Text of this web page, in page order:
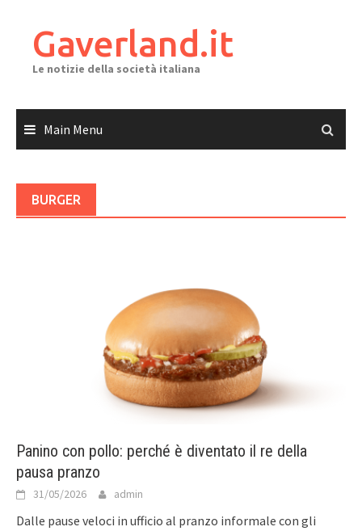
contentGaverland.it
Le notizie della società italiana
Main Menu
BURGER
Panino con pollo: perché è diventato il re della
pausa pranzo
31/05/2026 admin
Dalle pause veloci in ufficio al pranzo informale con gli